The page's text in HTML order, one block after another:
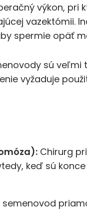
výkon, pri
vazektómii.
spermie opäť
sú veľmi
vyžaduje
Chirurg
keď sú